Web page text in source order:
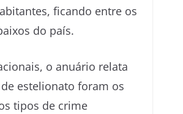
ficando entre os
do país.
o anuário relata
estelionato foram os
tipos de crime